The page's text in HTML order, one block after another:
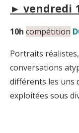
► vendredi
10h compétition
Portraits
conversations
différents les uns
exploitées sous